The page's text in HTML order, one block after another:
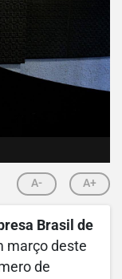
A- A+
Brasil de
março deste
de